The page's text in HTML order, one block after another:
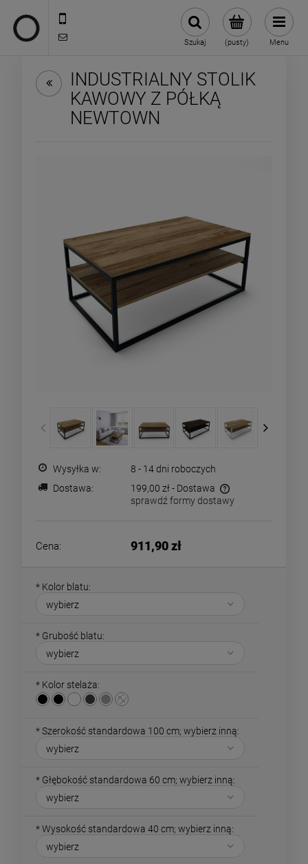
(pusty)
Szukaj Menu
INDUSTRIALNY STOLIK
KAWOWY Z PÓŁKĄ
NEWTOWN
Wysyłka w:
8 - 14 dni roboczych
Dostawa:
199,00 zł - Dostawa
Cena nie zawiera ewentualnych kosztów płatności
sprawdź formy dostawy
Cena: 911,90 zł
* Kolor blatu:
* Grubość blatu:
* Kolor stelaża:
*Szerokość standardowa 100 cm; wybierz inną:
* Głębokość standardowa 60 cm; wybierz inną:
*Wysokość standardowa 40 cm; wybierz inną: